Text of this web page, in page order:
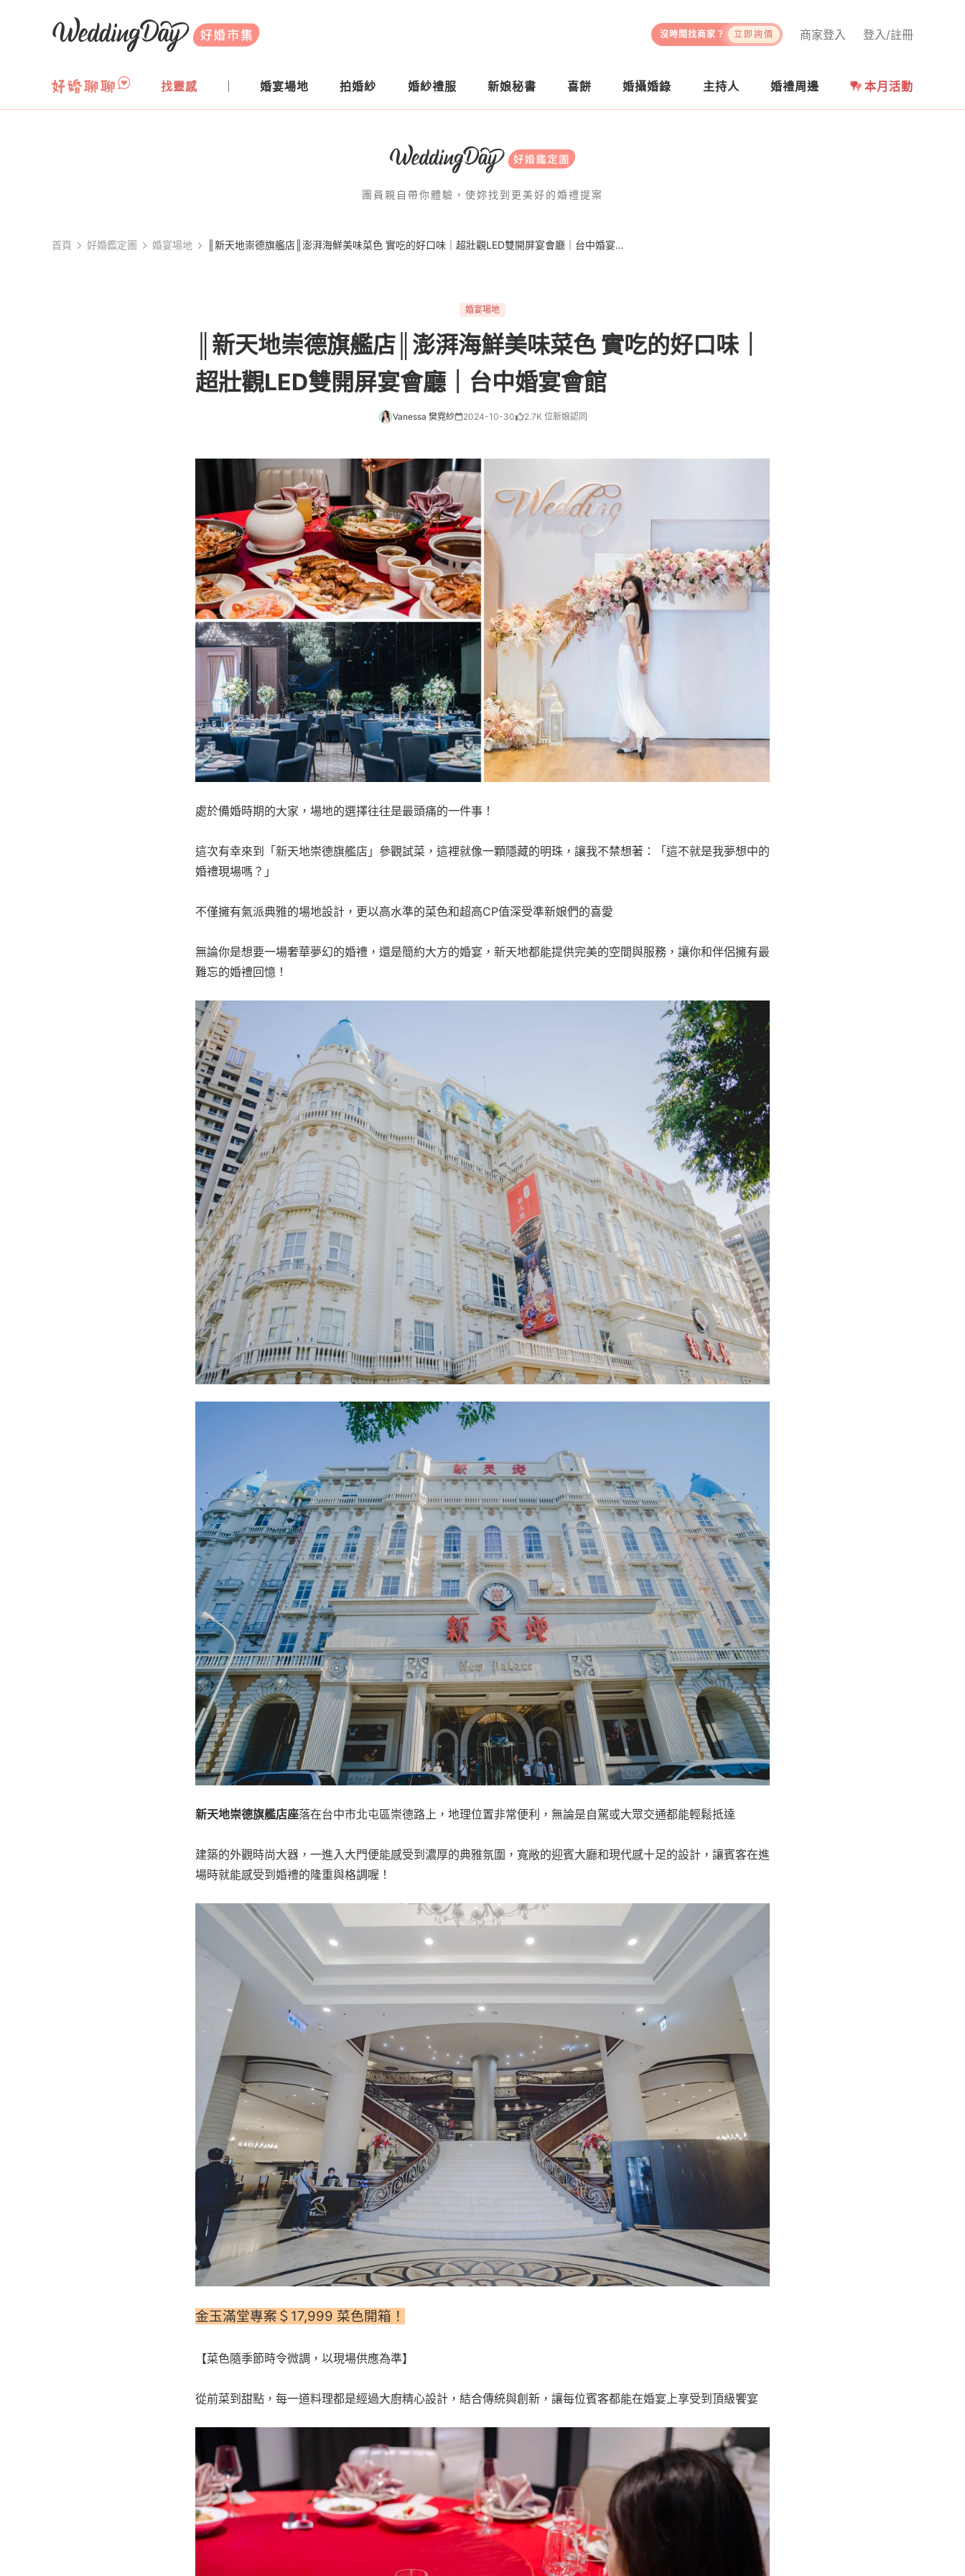
WeddingDay 好婚市集
登入/註冊
商家登入
沒時間找商家？ 立即詢價
找靈感 婚宴場地 拍婚紗 婚紗禮服 新娘秘書 喜餅 婚攝婚錄 主持人 婚禮周邊 本月活動
團員親自帶你體驗，使妳找到更美好的婚禮提案
首頁 好婚鑑定團 婚宴場地 ║新天地崇德旗艦店║澎湃海鮮美味菜色 實吃的好口味｜超壯觀LED雙開屏宴會廳｜台中婚宴會館
婚宴場地
║新天地崇德旗艦店║澎湃海鮮美味菜色 實吃的好口味｜
超壯觀LED雙開屏宴會廳｜台中婚宴會館
Vanessa 樊霓紗 2024-10-30 2.7K 位新娘認同
處於備婚時期的大家，場地的選擇往往是最頭痛的一件事！
這次有幸來到「新天地崇德旗艦店」參觀試菜，這裡就像一顆隱藏的明珠，讓我不禁想著：「這不就是我夢想中的
婚禮現場嗎？」
不僅擁有氣派典雅的場地設計，更以高水準的菜色和超高CP值深受準新娘們的喜愛
無論你是想要一場奢華夢幻的婚禮，還是簡約大方的婚宴，新天地都能提供完美的空間與服務，讓你和伴侶擁有最
難忘的婚禮回憶！
新天地崇德旗艦店座落在台中市北屯區崇德路上，地理位置非常便利，無論是自駕或大眾交通都能輕鬆抵達
建築的外觀時尚大器，一進入大門便能感受到濃厚的典雅氛圍，寬敞的迎賓大廳和現代感十足的設計，讓賓客在進
場時就能感受到婚禮的隆重與格調喔！
金玉滿堂專案＄17,999 菜色開箱！
【菜色隨季節時令微調，以現場供應為準】
從前菜到甜點，每一道料理都是經過大廚精心設計，結合傳統與創新，讓每位賓客都能在婚宴上享受到頂級饗宴